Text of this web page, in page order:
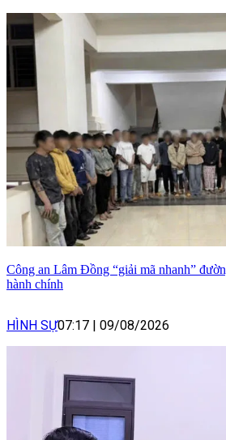
Công an Lâm Đồng “giải mã nhanh”
hành chính
HÌNH SỰ07:17 09/08/2026